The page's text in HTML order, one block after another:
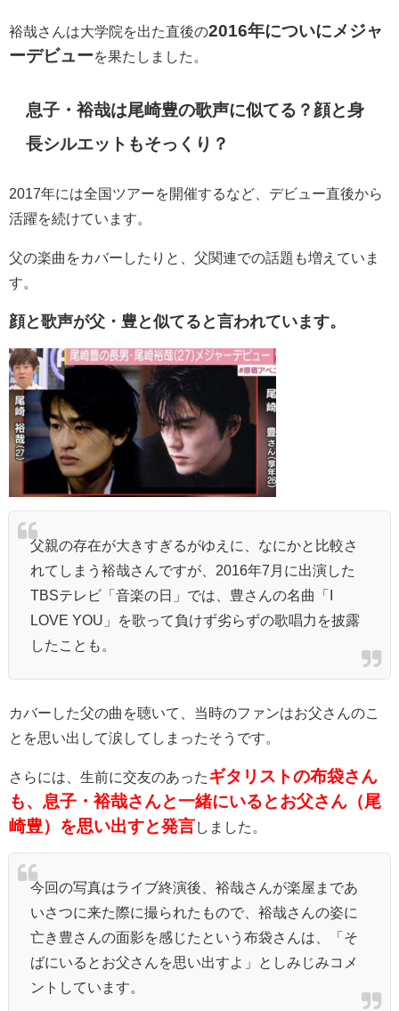
裕哉さんは大学院を出た直後の2016年についにメジャ
ーデビューを果たしました。
息子・裕哉は尾崎豊の歌声に似てる？顔と身
長シルエットもそっくり？
2017年には全国ツアーを開催するなど、デビュー直後から
活躍を続けています。
父の楽曲をカバーしたりと、父関連での話題も増えていま
す。
顔と歌声が父・豊と似てると言われています。
父親の存在が大きすぎるがゆえに、なにかと比較さ
れてしまう裕哉さんですが、2016年7月に出演した
TBSテレビ「音楽の日」では、豊さんの名曲「I
LOVE YOU」を歌って負けず劣らずの歌唱力を披露
したことも。
カバーした父の曲を聴いて、当時のファンはお父さんのこ
とを思い出して涙してしまったそうです。
さらには、生前に交友のあったギタリストの布袋さん
も、息子・裕哉さんと一緒にいるとお父さん（尾
崎豊）を思い出すと発言しました。
今回の写真はライブ終演後、裕哉さんが楽屋まであ
いさつに来た際に撮られたもので、裕哉さんの姿に
亡き豊さんの面影を感じたという布袋さんは、「そ
ばにいるとお父さんを思い出すよ」としみじみコメ
ントしています。